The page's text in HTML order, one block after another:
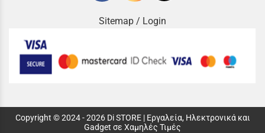
Sitemap / Login
Copyright © 2024 - 2026 Di STORE | Εργαλεία, Ηλεκτρονικά και
Gadget σε Χαμηλές Τιμές